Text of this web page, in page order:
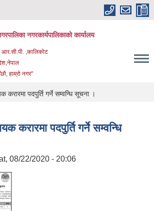
नगरकार्यपालिकाको कार्यालय
आर.सी.पी. ,कालिकोट
हाम्रो नगर"
करारमा पदपुर्ति गर्ने सम्वन्धि सूचना ।
करारमा पदपुर्ति गर्ने सम्वन्धि
08/22/2020 - 20:06